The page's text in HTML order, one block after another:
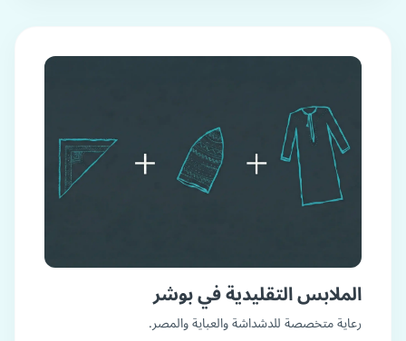
الملابس التقليدية في بوشر
رعاية متخصصة للدشداشة والعباية والمصر.